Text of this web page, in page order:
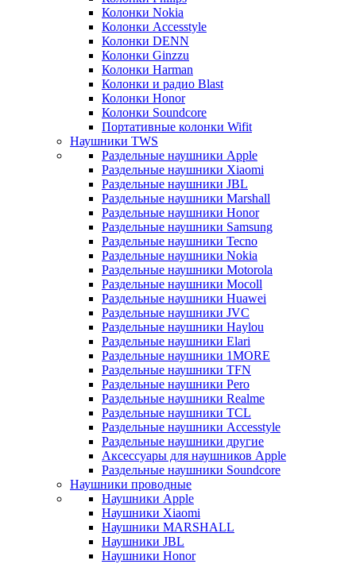
Колонки Nokia
Колонки Accesstyle
Колонки DENN
Колонки Ginzzu
Колонки Harman
Колонки и радио Blast
Колонки Honor
Колонки Soundcore
Портативные колонки Wifit
Наушники TWS
Раздельные наушники Apple
Раздельные наушники Xiaomi
Раздельные наушники JBL
Раздельные наушники Marshall
Раздельные наушники Honor
Раздельные наушники Samsung
Раздельные наушники Tecno
Раздельные наушники Nokia
Раздельные наушники Motorola
Раздельные наушники Mocoll
Раздельные наушники Huawei
Раздельные наушники JVC
Раздельные наушники Haylou
Раздельные наушники Elari
Раздельные наушники 1MORE
Раздельные наушники TFN
Раздельные наушники Pero
Раздельные наушники Realme
Раздельные наушники TCL
Раздельные наушники Accesstyle
Раздельные наушники другие
Аксессуары для наушников Apple
Раздельные наушники Soundcore
Наушники проводные
Наушники Apple
Наушники Xiaomi
Наушники MARSHALL
Наушники JBL
Наушники Honor